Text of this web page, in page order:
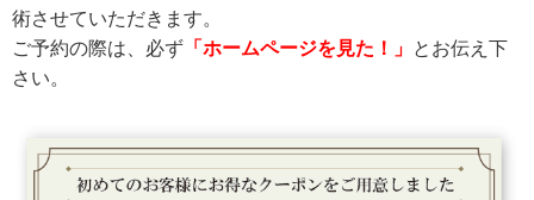
術させていただきます。
ご予約の際は、必ず 「ホームページを見た！」 とお伝え下
さい。